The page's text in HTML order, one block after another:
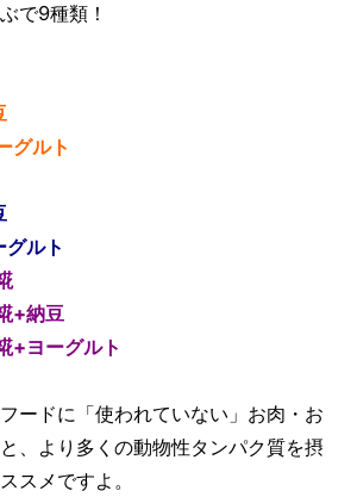
で9種類！
グルト
グルト
+納豆
+ヨーグルト
ードに「使われていない」お肉・お
、より多くの動物性タンパク質を摂
スメですよ。